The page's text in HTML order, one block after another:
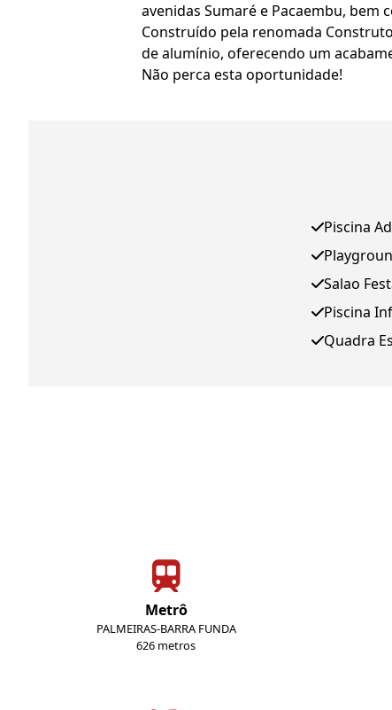
avenidas Sumaré e Pacaembu, bem
Construído pela renomada
de alumínio, oferecendo um
Não perca esta oportunidade!
Piscina
Salao
Piscina
Quadra
Metrô
PALMEIRAS-BARRA FUNDA
626 metros